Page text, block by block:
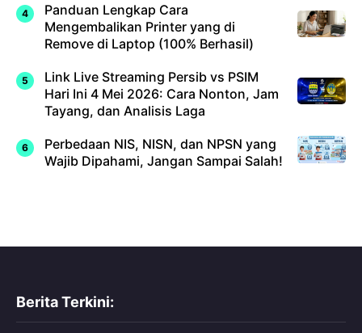
Panduan Lengkap Cara
Mengembalikan Printer yang di
Remove di Laptop (100% Berhasil)
Link Live Streaming Persib vs PSIM
Hari Ini 4 Mei 2026: Cara Nonton, Jam
Tayang, dan Analisis Laga
Perbedaan NIS, NISN, dan NPSN yang
Wajib Dipahami, Jangan Sampai Salah!
Berita Terkini: